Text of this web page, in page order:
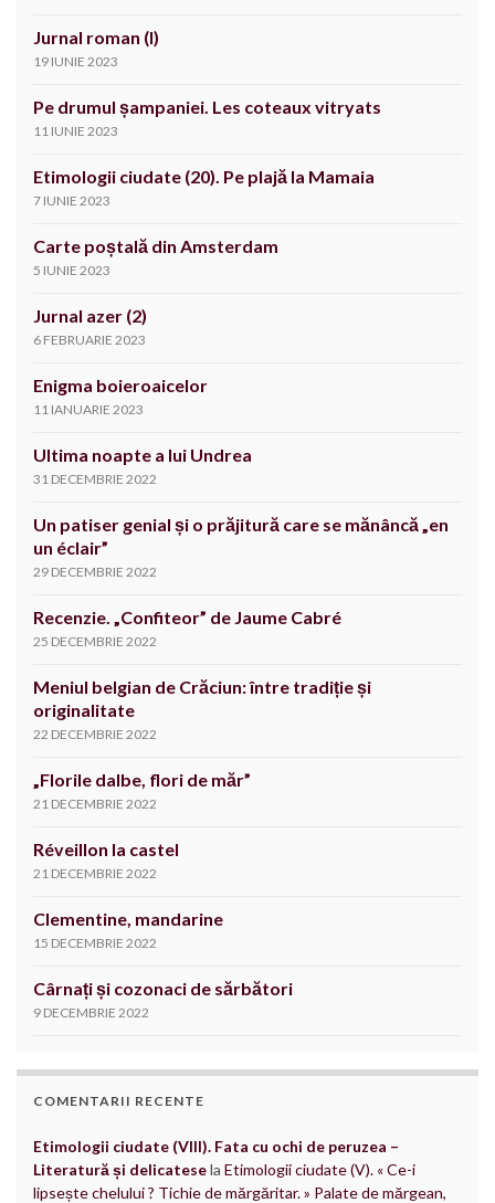
Jurnal roman (I)
19 IUNIE 2023
Pe drumul șampaniei. Les coteaux vitryats
11 IUNIE 2023
Etimologii ciudate (20). Pe plajă la Mamaia
7 IUNIE 2023
Carte poștală din Amsterdam
5 IUNIE 2023
Jurnal azer (2)
6 FEBRUARIE 2023
Enigma boieroaicelor
11 IANUARIE 2023
Ultima noapte a lui Undrea
31 DECEMBRIE 2022
Un patiser genial și o prăjitură care se mănâncă „en
un éclair”
29 DECEMBRIE 2022
Recenzie. „Confiteor” de Jaume Cabré
25 DECEMBRIE 2022
Meniul belgian de Crăciun: între tradiție și
originalitate
22 DECEMBRIE 2022
„Florile dalbe, flori de măr”
21 DECEMBRIE 2022
Réveillon la castel
21 DECEMBRIE 2022
Clementine, mandarine
15 DECEMBRIE 2022
Cârnați și cozonaci de sărbători
9 DECEMBRIE 2022
COMENTARII RECENTE
Etimologii ciudate (VIII). Fata cu ochi de peruzea –
Literatură și delicatesela Etimologii ciudate (V). « Ce-i
lipsește chelului ? Tichie de mărgăritar. » Palate de mărgean,